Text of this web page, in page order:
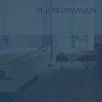
MER INFORMASJON